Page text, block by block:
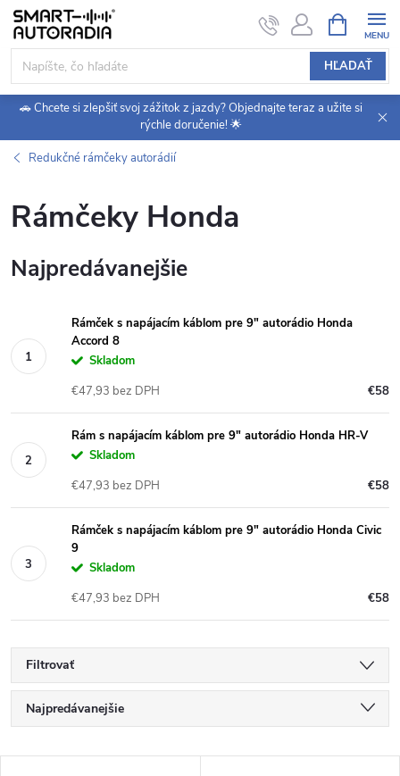
Prejsť
obsah
HĽADAŤ
KOŠÍK
🚗 Chcete si zlepšiť svoj zážitok z jazdy? Objednajte teraz a užite si
rýchle doručenie! 🌟
Redukčné rámčeky autorádií
Rámčeky Honda
Najpredávanejšie
Rámček s napájacím káblom pre 9" autorádio Honda
Accord 8
Skladom
€58
€47,93 bez DPH
Rám s napájacím káblom pre 9" autorádio Honda HR-V
Skladom
€58
€47,93 bez DPH
Rámček s napájacím káblom pre 9" autorádio Honda Civic
9
Skladom
€58
€47,93 bez DPH
Filtrovať
R
a
Najpredávanejšie